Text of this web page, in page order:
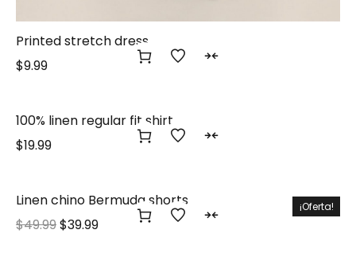
Printed stretch dress
$9.99
100% linen regular fit shirt
$19.99
¡Oferta!
Linen chino Bermuda shorts
$49.99$39.99